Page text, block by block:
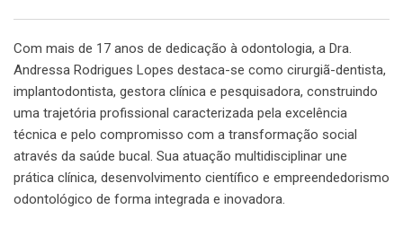
Com mais de 17 anos de dedicação à odontologia, a Dra.
Andressa Rodrigues Lopes destaca-se como cirurgiã-dentista,
implantodontista, gestora clínica e pesquisadora, construindo
uma trajetória profissional caracterizada pela excelência
técnica e pelo compromisso com a transformação social
através da saúde bucal. Sua atuação multidisciplinar une
prática clínica, desenvolvimento científico e empreendedorismo
odontológico de forma integrada e inovadora.